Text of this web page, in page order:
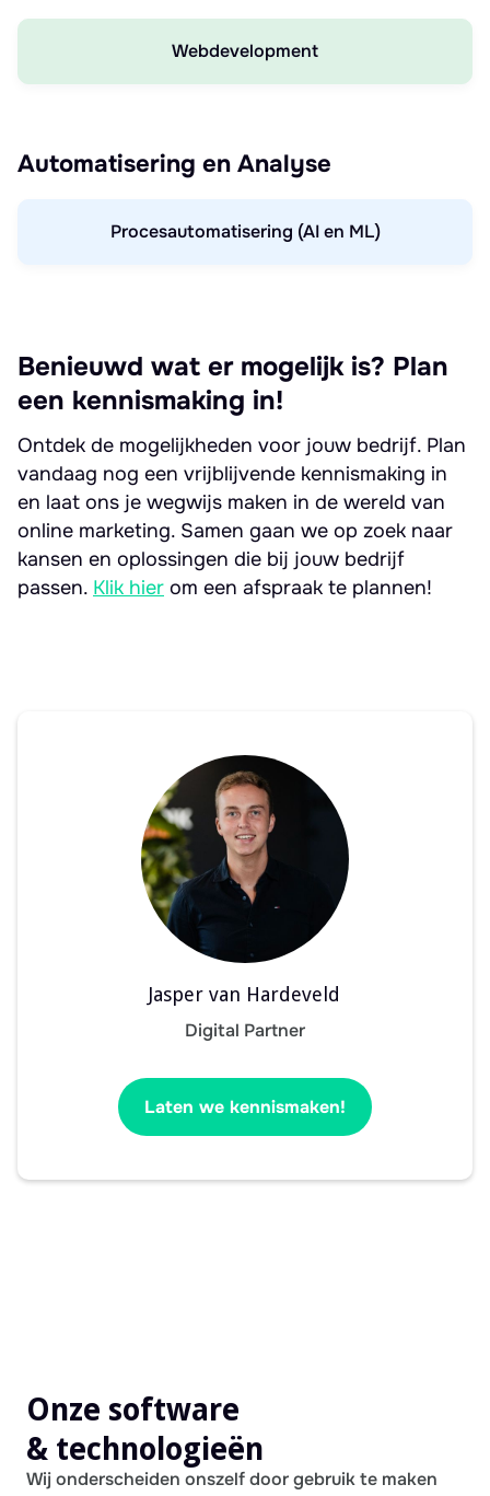
Webdevelopment
Automatisering en Analyse
Procesautomatisering (AI en ML)
Benieuwd wat er mogelijk is? Plan
een kennismaking in!
Ontdek de mogelijkheden voor jouw bedrijf. Plan
vandaag nog een vrijblijvende kennismaking in
en laat ons je wegwijs maken in de wereld van
online marketing. Samen gaan we op zoek naar
kansen en oplossingen die bij jouw bedrijf
passen. Klik hier om een afspraak te plannen!
Jasper van Hardeveld
Digital Partner
Laten we kennismaken!
Onze software
& technologieën
Wij onderscheiden onszelf door gebruik te maken